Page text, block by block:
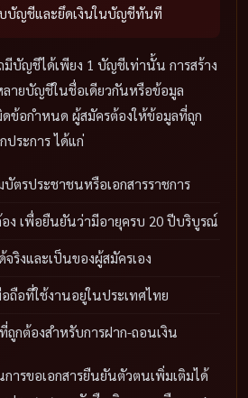
บบัญชีและยึดเงินในบัญชีทันที
มีบัญชีได้เพียง 1 บัญชีเท่านั้น การสร้าง
ยบัญชีในชื่อเดียวกันหรือข้อมูล
ดข้อกำหนด ผู้สมัครต้องให้ข้อมูลที่ถูก
ประการ ได้แก่
ตรประชาชนหรือเอกสารราชการ
ง เพื่อยืนยันว่ามีอายุครบ 20 ปีบริบูรณ์
ริงและเป็นของผู้สมัครเอง
ถือที่ใช้งานอยู่ในประเทศไทย
กต้องสำหรับการฝาก-ถอนเงิน
ารขอเอกสารยืนยันตัวตนเพิ่มเติมได้